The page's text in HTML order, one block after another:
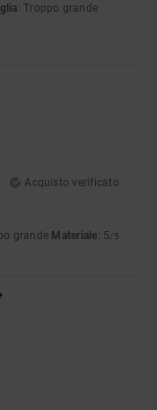
: Troppo grande
Acquisto verificato
grande Materiale: 5/5